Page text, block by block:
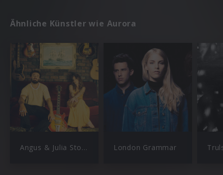
Ähnliche Künstler wie Aurora
Angus & Julia Stone London Grammar